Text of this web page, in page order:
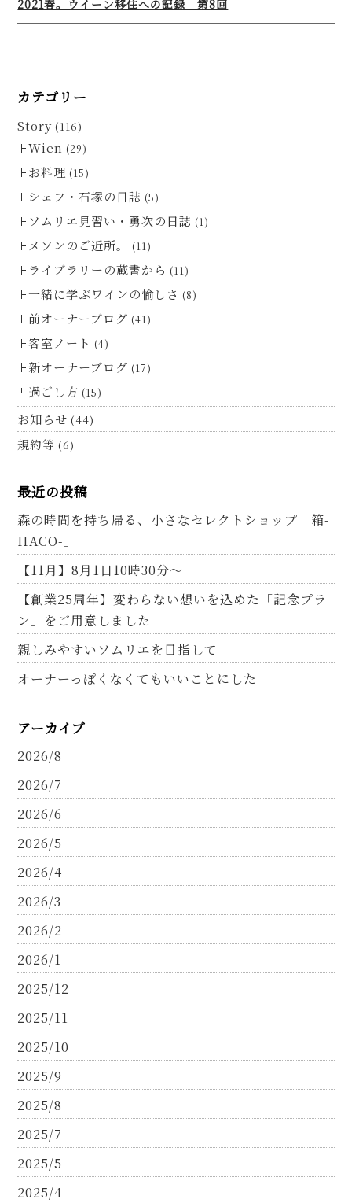
2021春。ウイーン移住への記録 第8回
カテゴリー
Story (116)
Wien (29)
お料理 (15)
シェフ・石塚の日誌 (5)
ソムリエ見習い・勇次の日誌 (1)
メソンのご近所。 (11)
ライブラリーの蔵書から (11)
一緒に学ぶワインの愉しさ (8)
前オーナーブログ (41)
客室ノート (4)
新オーナーブログ (17)
過ごし方 (15)
お知らせ (44)
規約等 (6)
最近の投稿
森の時間を持ち帰る、小さなセレクトショップ「箱-
HACO-」
【11月】8月1日10時30分～
【創業25周年】変わらない想いを込めた「記念プラ
ン」をご用意しました
親しみやすいソムリエを目指して
オーナーっぽくなくてもいいことにした
アーカイブ
2026/8
2026/7
2026/6
2026/5
2026/4
2026/3
2026/2
2026/1
2025/12
2025/11
2025/10
2025/9
2025/8
2025/7
2025/5
2025/4